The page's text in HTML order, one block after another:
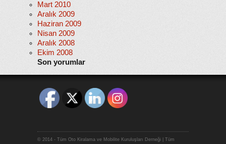
Mart 2010
Aralık 2009
Haziran 2009
Nisan 2009
Aralık 2008
Ekim 2008
Son yorumlar
© 2014 - Tüm Oto Kiralama ve Mobilite Kuruluşları Derneği | Tüm